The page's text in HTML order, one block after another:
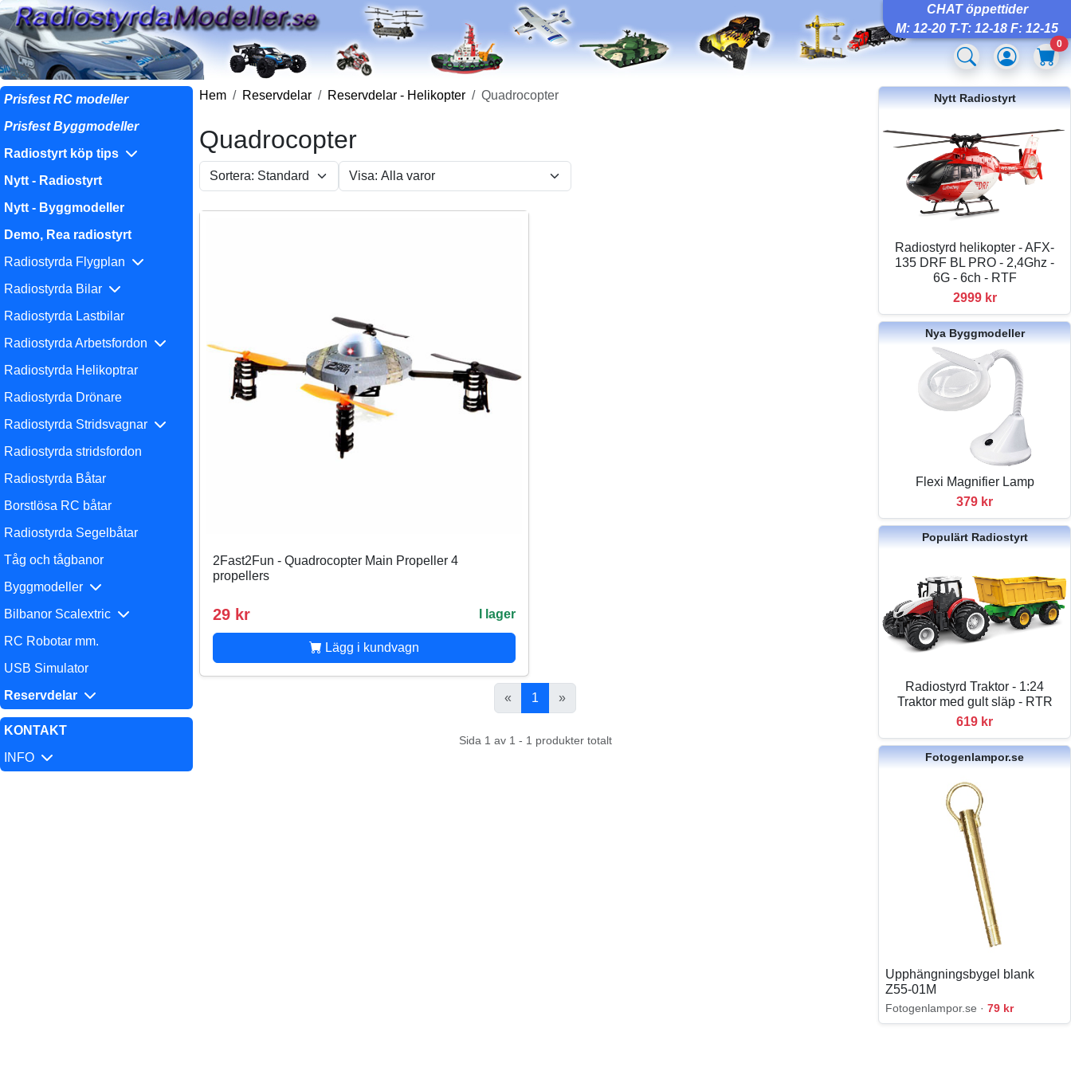
CHAT öppettider
M: 12-20 T-T: 12-18 F: 12-15
0
Prisfest RC modeller
Prisfest Byggmodeller
Radiostyrt köp tips
Nytt - Radiostyrt
Nytt - Byggmodeller
Demo, Rea radiostyrt
Radiostyrda Flygplan
Radiostyrda Bilar
Radiostyrda Lastbilar
Radiostyrda Arbetsfordon
Radiostyrda Helikoptrar
Radiostyrda Drönare
Radiostyrda Stridsvagnar
Radiostyrda stridsfordon
Radiostyrda Båtar
Borstlösa RC båtar
Radiostyrda Segelbåtar
Tåg och tågbanor
Byggmodeller
Bilbanor Scalextric
RC Robotar mm.
USB Simulator
Reservdelar
KONTAKT
INFO
Hem Reservdelar Reservdelar - Helikopter Quadrocopter
Quadrocopter
2Fast2Fun - Quadrocopter Main Propeller 4
propellers
29 kr I lager
Lägg i kundvagn
« 1 »
Sida 1 av 1 - 1 produkter totalt
Nytt Radiostyrt
Radiostyrd helikopter - AFX-
135 DRF BL PRO - 2,4Ghz -
6G - 6ch - RTF
2999 kr
Nya Byggmodeller
Flexi Magnifier Lamp
379 kr
Populärt Radiostyrt
Radiostyrd Traktor - 1:24
Traktor med gult släp - RTR
619 kr
Fotogenlampor.se
Upphängningsbygel blank
Z55-01M
Fotogenlampor.se ·79 kr